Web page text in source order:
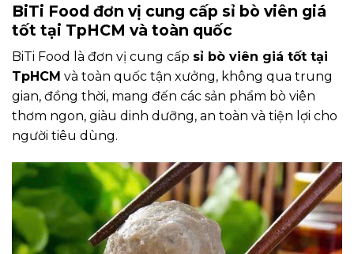
BiTi Food đơn vị cung cấp sỉ bò viên giá
tốt tại TpHCM và toàn quốc
BiTi Food là đơn vị cung cấp sỉ bò viên giá tốt tại
TpHCM và toàn quốc tận xưởng, không qua trung
gian, đồng thời, mang đến các sản phẩm bò viên
thơm ngon, giàu dinh dưỡng, an toàn và tiện lợi cho
người tiêu dùng.